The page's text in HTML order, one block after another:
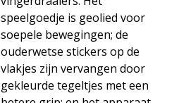
speelgoedje is geolied voor
soepele bewegingen; de
ouderwetse stickers op de
vlakjes zijn vervangen door
gekleurde tegeltjes met een